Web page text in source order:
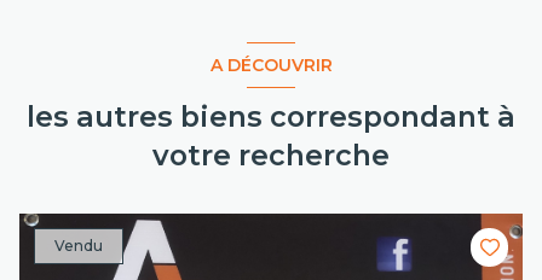
A DÉCOUVRIR
les autres biens correspondant à
votre recherche
Vendu